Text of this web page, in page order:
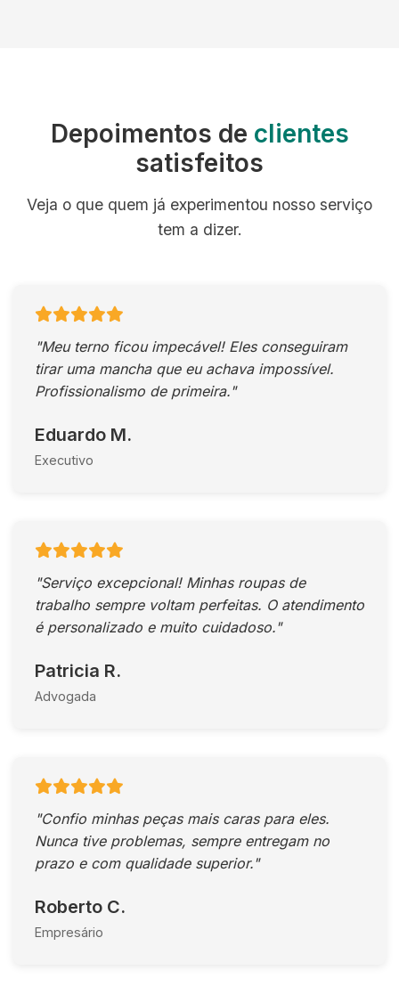
Depoimentos de clientes
satisfeitos
Veja o que quem já experimentou nosso serviço
tem a dizer.
"Meu terno ficou impecável! Eles conseguiram
tirar uma mancha que eu achava impossível.
Profissionalismo de primeira."
Eduardo M.
Executivo
"Serviço excepcional! Minhas roupas de
trabalho sempre voltam perfeitas. O atendimento
é personalizado e muito cuidadoso."
Patricia R.
Advogada
"Confio minhas peças mais caras para eles.
Nunca tive problemas, sempre entregam no
prazo e com qualidade superior."
Roberto C.
Empresário